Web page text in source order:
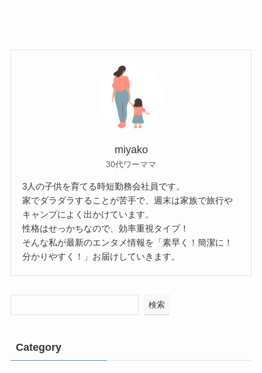
miyako
30代ワーママ
3人の子供を育てる時短勤務会社員です。
家でダラダラすることが苦手で、週末は家族で旅行や
キャンプによく出かけています。
性格はせっかちなので、効率重視タイプ！
そんな私が最新のエンタメ情報を「素早く！簡潔に！
分かりやすく！」お届けしていきます。
検索
Category